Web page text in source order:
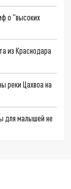
о "высоких
из Краснодара
реки Цахвоа на
для малышей не